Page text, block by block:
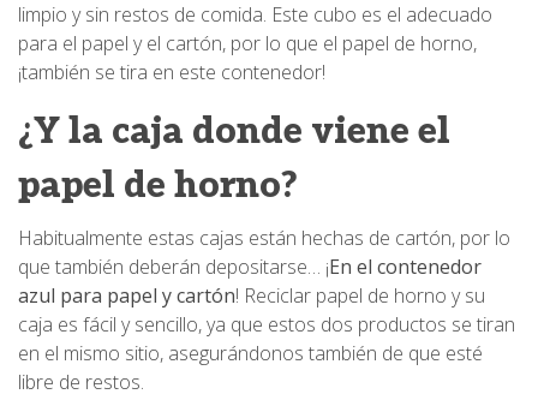
limpio y sin restos de comida. Este cubo es el adecuado
para el papel y el cartón, por lo que el papel de horno,
¡también se tira en este contenedor!
¿Y la caja donde viene el
papel de horno?
Habitualmente estas cajas están hechas de cartón, por lo
que también deberán depositarse… ¡En el contenedor
azul para papel y cartón! Reciclar papel de horno y su
caja es fácil y sencillo, ya que estos dos productos se tiran
en el mismo sitio, asegurándonos también de que esté
libre de restos.